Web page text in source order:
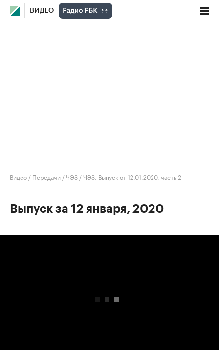
ВИДЕО
Видео / Передачи /ЧЭЗ /ЧЭЗ. Выпуск от 12.01.2020, часть 2
Выпуск за 12 января, 2020